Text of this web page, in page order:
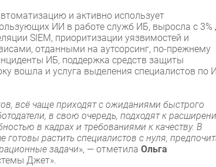
и активно использует
ИИ в работе служб ИБ, выросла с 3%
SIEM, приоритизации уязвимостей и
отданными на аутсорсинг, по-прежнему
ИБ, поддержка средств защиты
вошла и услуга выделения специалистов по
всё чаще приходят с ожиданиями быстрого
в свою очередь, подходят к
в кадрах и требованиями к качеству. В
растить специалистов с нуля,
задачи», — отметила Ольга
Джет».